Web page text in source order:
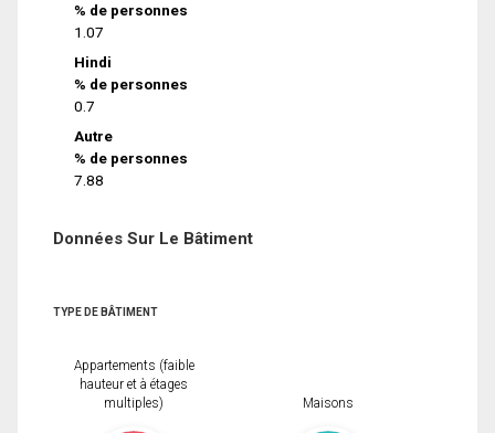
% de personnes
1.07
Hindi
% de personnes
0.7
Autre
% de personnes
7.88
Données Sur Le Bâtiment
TYPE DE BÂTIMENT
Appartements (faible
hauteur et à étages
multiples)
Maisons